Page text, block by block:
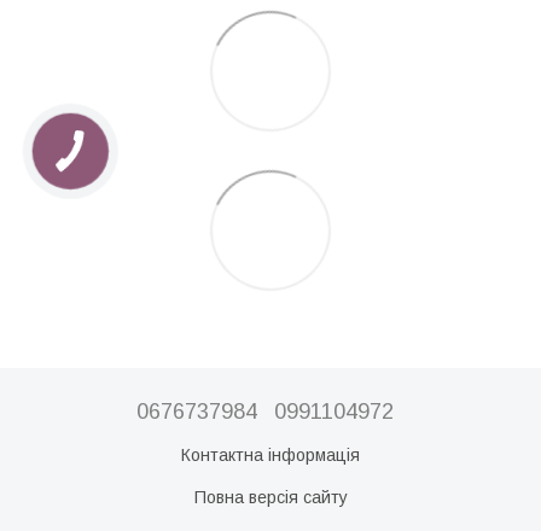
0676737984 0991104972
Контактна інформація
Повна версія сайту